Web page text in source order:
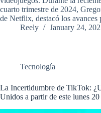
cuarto trimestre de 2024,
de Netflix, destacó los
Reely
January 24,
Tecnología
La Incertidumbre de TikTok:
Unidos a partir de este lunes